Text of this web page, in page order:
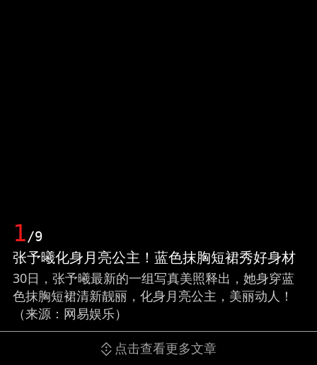
1/9
张予曦化身月亮公主！蓝色抹胸短裙秀好身材
30日，张予曦最新的一组写真美照释出，她身穿蓝
色抹胸短裙清新靓丽，化身月亮公主，美丽动人！
（来源：网易娱乐）
点击查看更多文章